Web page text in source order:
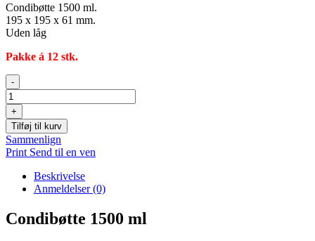
Condibøtte 1500 ml.
195 x 195 x 61 mm.
Uden låg
Pakke á 12 stk.
Condibøtte
1500
ml
antal
-
+
Tilføj til kurv
Sammenlign
Print Send til en ven
Beskrivelse
Anmeldelser (0)
Condibøtte 1500 ml